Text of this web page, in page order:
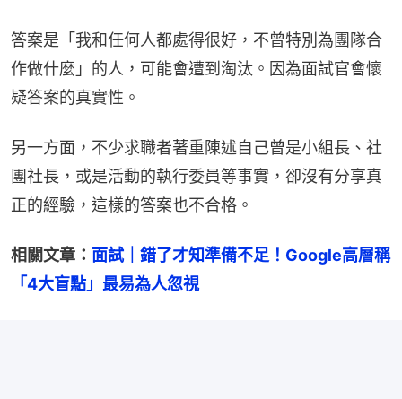
答案是「我和任何人都處得很好，不曾特別為團隊合
作做什麼」的人，可能會遭到淘汰。因為面試官會懷
疑答案的真實性。
另一方面，不少求職者著重陳述自己曾是小組長、社
團社長，或是活動的執行委員等事實，卻沒有分享真
正的經驗，這樣的答案也不合格。
相關文章： 面試｜錯了才知準備不足！Google高層稱
「4大盲點」最易為人忽視